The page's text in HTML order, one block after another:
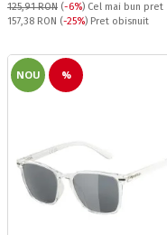
125,91 RON (-6%) Cel mai bun pret
Pret obisnuit:
157,38 RON (-25%) Pret obisnuit
NOU %